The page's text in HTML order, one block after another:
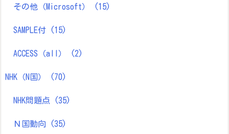
その他（Microsoft） (15)
SAMPLE付 (15)
ACCESS（all） (2)
NHK（N国） (70)
NHK問題点 (35)
Ｎ国動向 (35)